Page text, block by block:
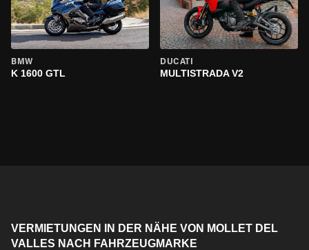
BMW
K 1600 GTL
DUCATI
MULTISTRADA V2
VERMIETUNGEN IN DER NÄHE VON MOLLET DEL
VALLES NACH FAHRZEUGMARKE